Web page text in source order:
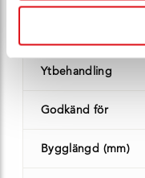
Ytbehandling
Godkänd för
Bygglängd (mm)